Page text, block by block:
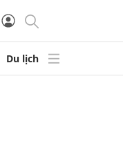
Du lịch